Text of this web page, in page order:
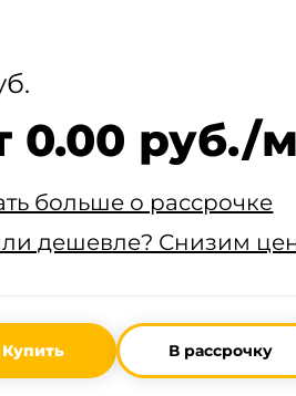
0.00 руб./
больше о рассрочке
дешевле? Снизим
Купить В рассрочку